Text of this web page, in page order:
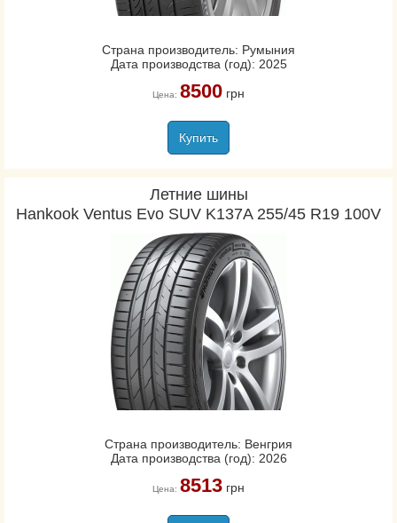
Страна производитель: Румыния
Дата производства (год): 2025
Цена: 8500грн
Купить
Летние шины
Hankook Ventus Evo SUV K137A 255/45 R19 100V
Страна производитель: Венгрия
Дата производства (год): 2026
Цена: 8513грн